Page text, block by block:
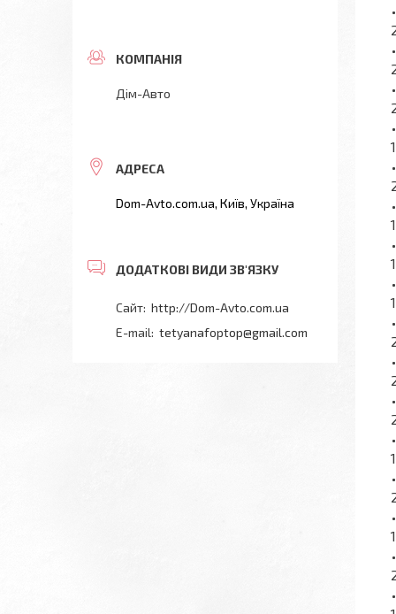
Дім-Авто
Dom-Avto.com.ua, Київ, Україна
http://Dom-Avto.com.ua
tetyanafoptop@gmail.com